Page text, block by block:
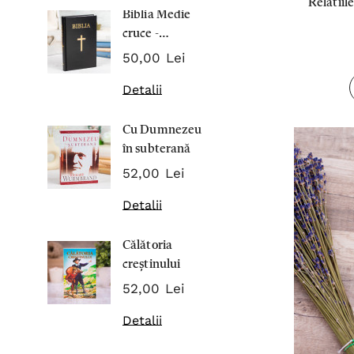
Biblia Medie
cruce -
Cartonata 063
50,00 Lei
Detalii
Cu Dumnezeu
în subterană
52,00 Lei
Detalii
Călătoria
creștinului
52,00 Lei
Detalii
suferinței -
Sabina
Wurmbrand
43,00 Lei
Detalii
Noul
și Psalmii -
17,00 Lei
Detalii